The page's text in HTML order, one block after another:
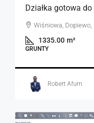
Działka gotowa
Wiśniowa, Dopiewo,
1335.00 m²
GRUNTY
Robert Afum